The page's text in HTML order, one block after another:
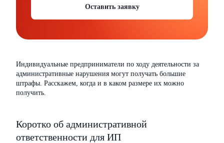
Оставить заявку
Индивидуальные предприниматели по ходу деятельности за
административные нарушения могут получать большие
штрафы. Расскажем, когда и в каком размере их можно
получить.
Коротко об административной
ответственности для ИП